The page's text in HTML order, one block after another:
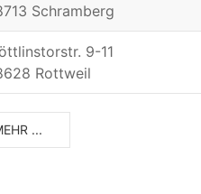
Schramberg
9-11
Rottweil
...